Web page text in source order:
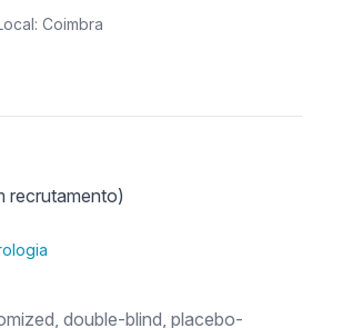
em doentes com nefropatia
Coimbra
recrutamento)
double-blind, placebo-